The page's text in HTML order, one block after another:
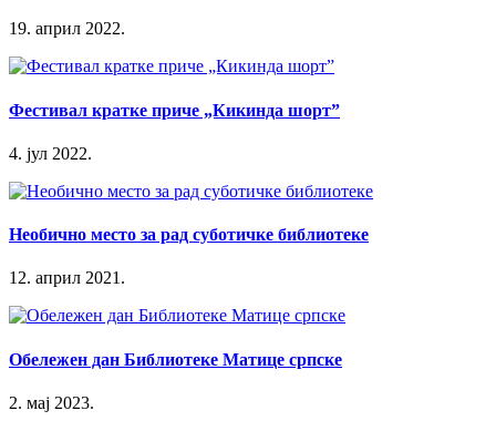
19. април 2022.
Фестивал кратке приче „Кикинда шорт”
4. јул 2022.
Необично место за рад суботичке библиотеке
12. април 2021.
Обележен дан Библиотеке Матице српске
2. мај 2023.